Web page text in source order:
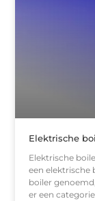
Elektrische
Elektrische
een elektrische
boiler
er een